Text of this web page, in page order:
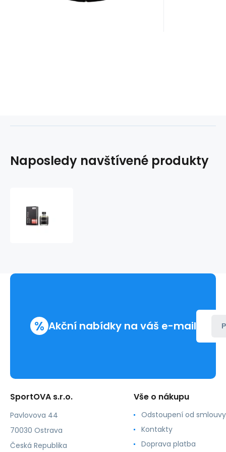
Naposledy navštívené produkty
-
% Akční nabídky na váš e-mail
SportOVA s.r.o.
Pavlovova 44
70030 Ostrava
Česká Republika
Vše o nákupu
Odstoupení od smlouvy
Kontakty
Doprava platba